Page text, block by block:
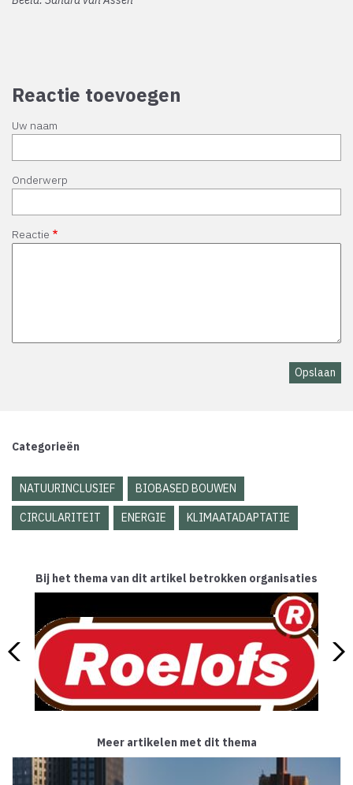
Reactie toevoegen
Uw naam
Onderwerp
Reactie
Categorieën
NATUURINCLUSIEF BIOBASED BOUWEN
CIRCULARITEIT ENERGIE KLIMAATADAPTATIE
Bij het thema van dit artikel betrokken organisaties
Meer artikelen met dit thema